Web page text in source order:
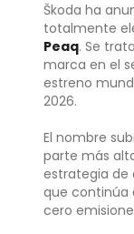
Škoda ha
totalmente
Peaq. Se
marca en el
estreno
2026.
El nombre
parte más
estrategia de
que continúa
cero